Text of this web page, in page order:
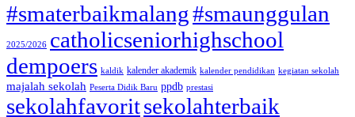
#smaterbaikmalang#smaunggulan
2025/2026 catholicseniorhighschool
dempoers kaldik kalender akademik kalender pendidikan kegiatan sekolah
majalah sekolah Peserta Didik Baru ppdb prestasi
sekolahfavoritsekolahterbaik